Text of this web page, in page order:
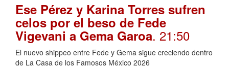
Ese Pérez y Karina Torres sufren
celos por el beso de Fede
Vigevani a Gema Garoa. 21:50
El nuevo shippeo entre Fede y Gema sigue creciendo dentro
de La Casa de los Famosos México 2026